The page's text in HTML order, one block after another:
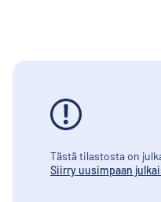
Tästä tilastosta on
Siirry uusimpaan